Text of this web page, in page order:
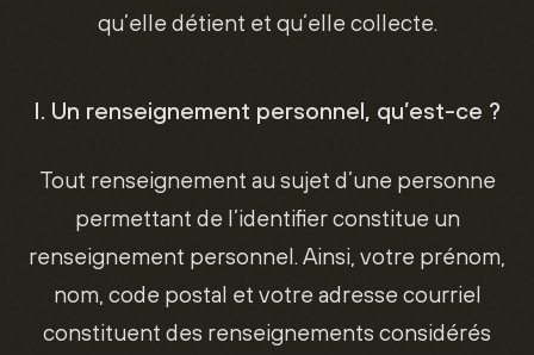
qu’elle détient et qu’elle collecte.
I. Un renseignement personnel, qu’est-ce ?
Tout renseignement au sujet d’une personne
permettant de l’identifier constitue un
renseignement personnel. Ainsi, votre prénom,
nom, code postal et votre adresse courriel
constituent des renseignements considérés